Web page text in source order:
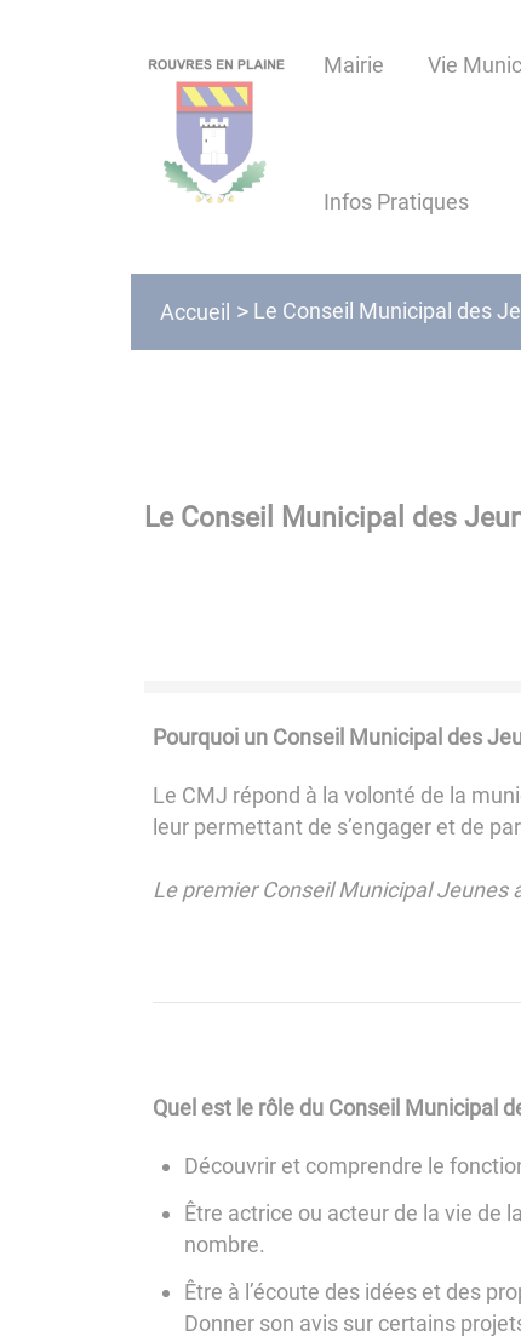
rapide
menu
rapide
contenu
principal
rapide
recherche
rapide
Mairie Vie
Infos Pratiques
Accueil Le Conseil Municipal des
Le Conseil Municipal des
Pourquoi un Conseil Municipal des
Le CMJ répond à la volonté de la
leur permettant de s’engager et de
Le premier Conseil Municipal Jeunes
Quel est le rôle du Conseil Municipal
Découvrir et comprendre le
Être actrice ou acteur de la vie de
nombre.
Être à l’écoute des idées et des
Donner son avis sur certains